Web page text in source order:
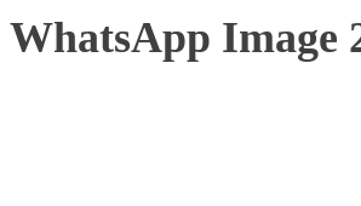
WhatsApp Image